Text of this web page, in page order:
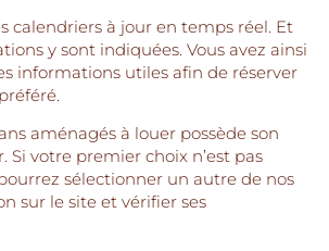
calendriers à jour en temps réel. Et
y sont indiquées. Vous avez ainsi
informations utiles afin de réserver
aménagés à louer possède son
Si votre premier choix n’est pas
sélectionner un autre de nos
sur le site et vérifier ses